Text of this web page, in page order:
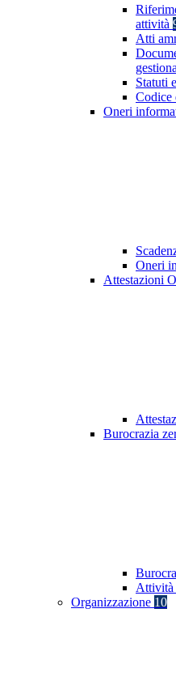
attività
Atti
Statuti
Codice
Oneri
Oneri
Attestazioni
Burocrazia
Attività
Organizzazione 10